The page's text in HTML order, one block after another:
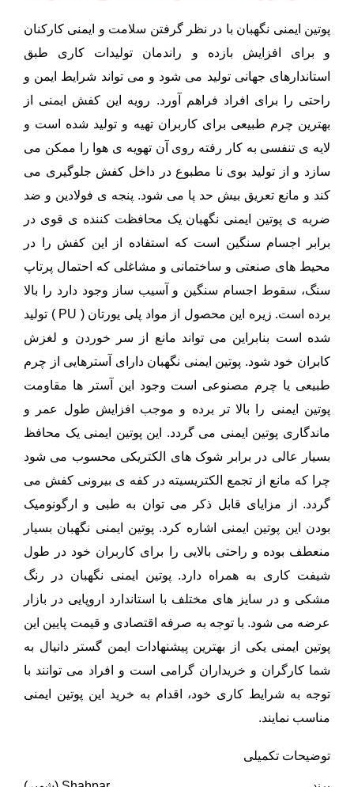
پوتین ایمنی نگهبان با در نظر گرفتن سلامت و ایمنی کارکنان
و برای افزایش بازده و راندمان تولیدات کاری طبق
استاندارهای جهانی تولید می شود و می تواند شرایط ایمن و
راحتی را برای افراد فراهم آورد. رویه این کفش ایمنی از
بهترین چرم طبیعی برای کاربران تهیه و تولید شده است و
لایه ی تنفسی به کار رفته روی آن تهویه ی هوا را ممکن می
سازد و از تولید بوی نا مطبوع در داخل کفش جلوگیری می
کند و مانع تعریق بیش حد پا می شود. پنجه ی فولادین و ضد
ضربه ی پوتین ایمنی نگهبان یک محافظت کننده ی قوی در
برابر اجسام سنگین است که استفاده از این کفش را در
محیط های صنعتی و ساختمانی و مشاغلی که احتمال پرتاپ
سنگ، سقوط اجسام سنگین و آسیب ساز وجود دارد را بالا
برده است. زیره این محصول از مواد پلی یورتان ( PU ) تولید
شده است بنابراین می تواند مانع از سر خوردن و لغزش
کابران خود شود. پوتین ایمنی نگهبان دارای آسترهایی از چرم
طبیعی یا چرم مصنوعی است وجود این آستر ها مقاومت
پوتین ایمنی را بالا تر برده و موجب افزایش طول عمر و
ماندگاری پوتین ایمنی می گردد. این پوتین ایمنی یک محافظ
بسیار عالی در برابر شوک های الکتریکی محسوب می شود
چرا که مانع از تجمع الکتریسیته در کفه ی بیرونی کفش می
گردد. از مزایای قابل ذکر می توان به طبی و ارگونومیک
بودن این پوتین ایمنی اشاره کرد. پوتین ایمنی نگهبان بسیار
منعطف بوده و راحتی بالایی را برای کاربران خود در طول
شیفت کاری به همراه دارد. پوتین ایمنی نگهبان در رنگ
مشکی و در سایز های مختلف با استاندارد اروپایی در بازار
عرضه می شود. با توجه به صرفه اقتصادی و قیمت پایین این
پوتین ایمنی یکی از بهترین پیشنهادات ایمن گستر دانیال به
شما کارگران و خریداران گرامی است و افراد می توانند با
توجه به شرایط کاری خود، اقدام به خرید این پوتین ایمنی
مناسب نمایند.
توضیحات تکمیلی